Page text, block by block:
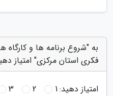
به "شروع برنامه ها و
فکری استان مرکزی" امتیاز
امتیاز دهید:1
2
3